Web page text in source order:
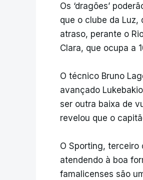
Os ‘dragões’
que o clube da
atraso, perante o
Clara, que ocupa a
O técnico Bruno
avançado
ser outra baixa de
revelou que o
O Sporting, terceiro
atendendo à boa
famalicenses são